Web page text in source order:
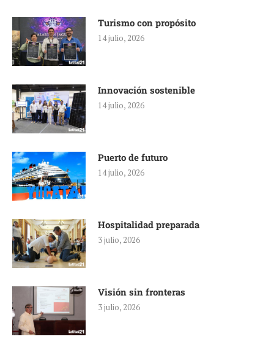
Turismo con propósito
14 julio, 2026
Innovación sostenible
14 julio, 2026
Puerto de futuro
14 julio, 2026
Hospitalidad preparada
3 julio, 2026
Visión sin fronteras
3 julio, 2026